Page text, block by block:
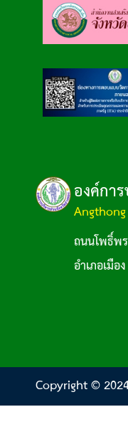
องค์กา
ถนนโพธิ์พ
อำเภอเมื
Copyright ©